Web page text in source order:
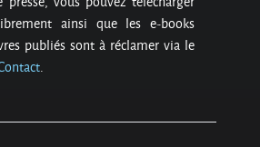
ainsi que les e-books
publiés sont à réclamer via le
.